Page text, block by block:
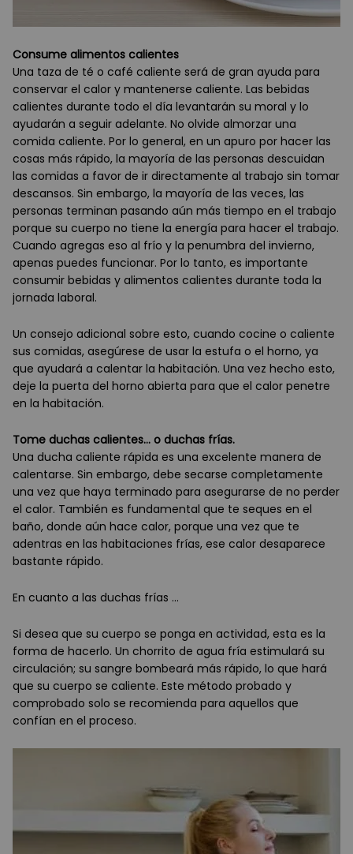
Consume alimentos calientes
Una taza de té o café caliente será de gran ayuda para
conservar el calor y mantenerse caliente. Las bebidas
calientes durante todo el día levantarán su moral y lo
ayudarán a seguir adelante. No olvide almorzar una
comida caliente. Por lo general, en un apuro por hacer las
cosas más rápido, la mayoría de las personas descuidan
las comidas a favor de ir directamente al trabajo sin tomar
descansos. Sin embargo, la mayoría de las veces, las
personas terminan pasando aún más tiempo en el trabajo
porque su cuerpo no tiene la energía para hacer el trabajo.
Cuando agregas eso al frío y la penumbra del invierno,
apenas puedes funcionar. Por lo tanto, es importante
consumir bebidas y alimentos calientes durante toda la
jornada laboral.
Un consejo adicional sobre esto, cuando cocine o caliente
sus comidas, asegúrese de usar la estufa o el horno, ya
que ayudará a calentar la habitación. Una vez hecho esto,
deje la puerta del horno abierta para que el calor penetre
en la habitación.
Tome duchas calientes… o duchas frías.
Una ducha caliente rápida es una excelente manera de
calentarse. Sin embargo, debe secarse completamente
una vez que haya terminado para asegurarse de no perder
el calor. También es fundamental que te seques en el
baño, donde aún hace calor, porque una vez que te
adentras en las habitaciones frías, ese calor desaparece
bastante rápido.
En cuanto a las duchas frías ...
Si desea que su cuerpo se ponga en actividad, esta es la
forma de hacerlo. Un chorrito de agua fría estimulará su
circulación; su sangre bombeará más rápido, lo que hará
que su cuerpo se caliente. Este método probado y
comprobado solo se recomienda para aquellos que
confían en el proceso.